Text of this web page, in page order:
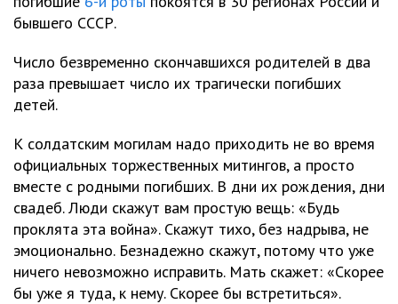
бывшего СССР.
Число безвременно скончавшихся родителей в два
раза превышает число их трагически погибших
детей.
К солдатским могилам надо приходить не во время
официальных торжественных митингов, а просто
вместе с родными погибших. В дни их рождения, дни
свадеб. Люди скажут вам простую вещь: «Будь
проклята эта война». Скажут тихо, без надрыва, не
эмоционально. Безнадежно скажут, потому что уже
ничего невозможно исправить. Мать скажет: «Скорее
бы уже я туда, к нему. Скорее бы встретиться».